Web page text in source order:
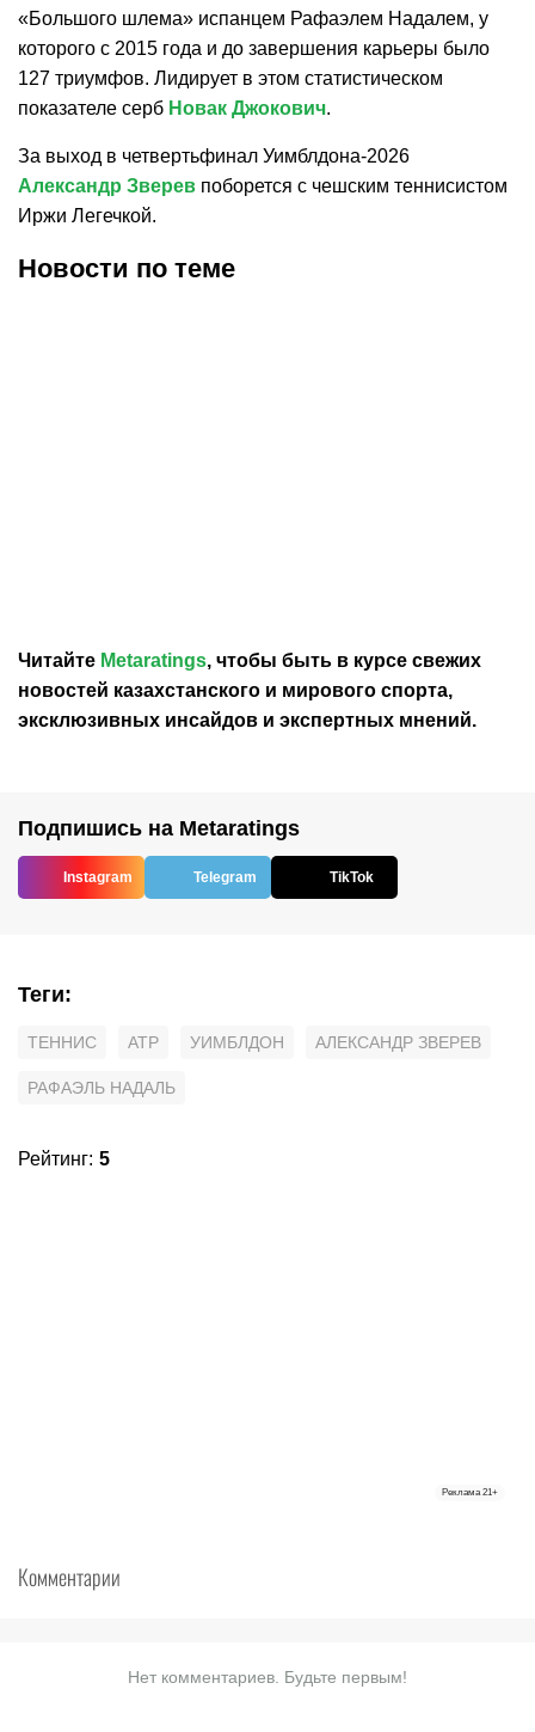
«Большого шлема» испанцем Рафаэлем Надалем, у
которого с 2015 года и до завершения карьеры было
127 триумфов. Лидирует в этом статистическом
показателе серб Новак Джокович.
За выход в четвертьфинал Уимблдона-2026
Александр Зверев поборется с чешским теннисистом
Иржи Легечкой.
Новости по теме
Читайте Metaratings, чтобы быть в курсе свежих
новостей казахстанского и мирового спорта,
эксклюзивных инсайдов и экспертных мнений.
Подпишись на Metaratings
Instagram Telegram TikTok
Теги:
ТЕННИС ATP УИМБЛДОН АЛЕКСАНДР ЗВЕРЕВ
РАФАЭЛЬ НАДАЛЬ
Рейтинг: 5
Реклама 21+
Комментарии
Нет комментариев. Будьте первым!